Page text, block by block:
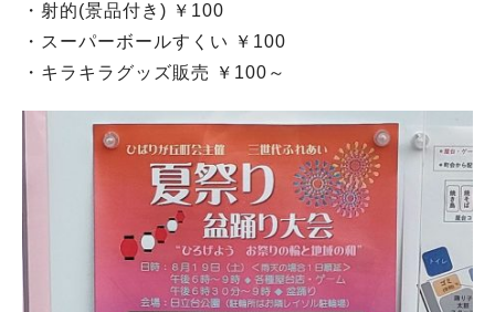
・射的(景品付き) ￥100
・スーパーボールすくい ￥100
・キラキラグッズ販売 ￥100～